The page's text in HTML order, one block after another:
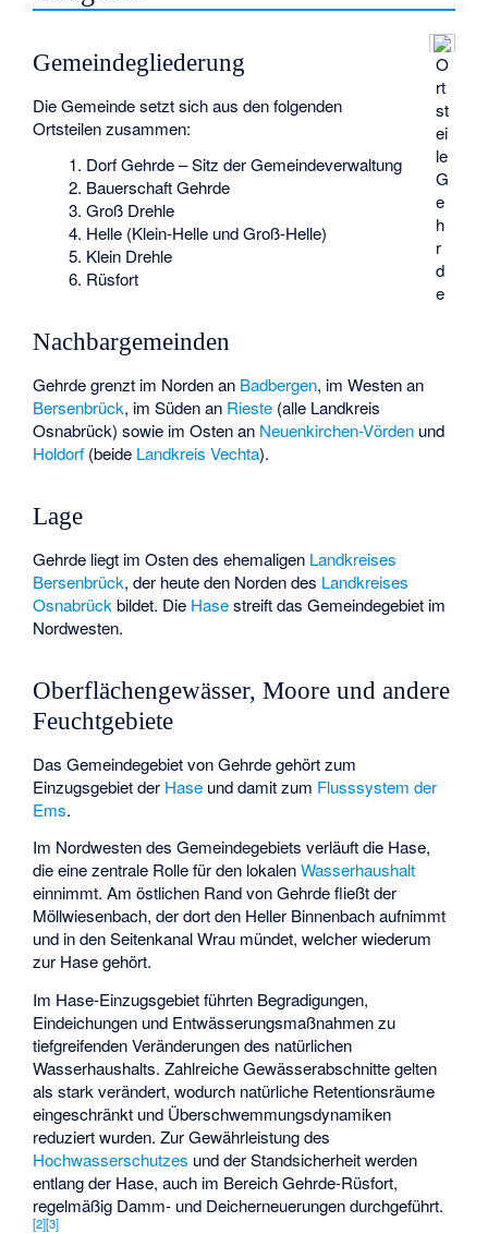
O
rt
st
ei
le
G
e
h
r
d
e
Gemeindegliederung
Die Gemeinde setzt sich aus den folgenden
Ortsteilen zusammen:
Dorf Gehrde – Sitz der Gemeindeverwaltung
Bauerschaft Gehrde
Groß Drehle
Helle (Klein-Helle und Groß-Helle)
Klein Drehle
Rüsfort
Nachbargemeinden
Gehrde grenzt im Norden an Badbergen, im Westen an
Bersenbrück, im Süden an Rieste (alle Landkreis
Osnabrück) sowie im Osten an Neuenkirchen-Vörden und
Holdorf (beide Landkreis Vechta).
Lage
Gehrde liegt im Osten des ehemaligen Landkreises
Bersenbrück, der heute den Norden des Landkreises
Osnabrück bildet. Die Hasestreift das Gemeindegebiet im
Nordwesten.
Oberflächengewässer, Moore und andere
Feuchtgebiete
Das Gemeindegebiet von Gehrde gehört zum
Einzugsgebiet der Hase und damit zum Flusssystem der
Ems.
Im Nordwesten des Gemeindegebiets verläuft die Hase,
die eine zentrale Rolle für den lokalenWasserhaushalt
einnimmt. Am östlichen Rand von Gehrde fließt der
Möllwiesenbach, der dort den Heller Binnenbach aufnimmt
und in den Seitenkanal Wrau mündet, welcher wiederum
zur Hase gehört.
Im Hase-Einzugsgebiet führten Begradigungen,
Eindeichungen und Entwässerungsmaßnahmen zu
tiefgreifenden Veränderungen des natürlichen
Wasserhaushalts. Zahlreiche Gewässerabschnitte gelten
als stark verändert, wodurch natürliche Retentionsräume
eingeschränkt und Überschwemmungsdynamiken
reduziert wurden. Zur Gewährleistung des
Hochwasserschutzes und der Standsicherheit werden
entlang der Hase, auch im Bereich Gehrde-Rüsfort,
regelmäßig Damm- und Deicherneuerungen durchgeführt.
[2][3]